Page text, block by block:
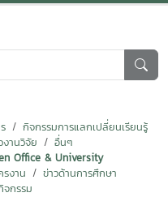
กิจกรรมการแลกเปลี่ยนเรียนรู้
งานวิจัย
อื่นๆ
Office & University
งาน
ข่าวด้านการศึกษา
จกรรม